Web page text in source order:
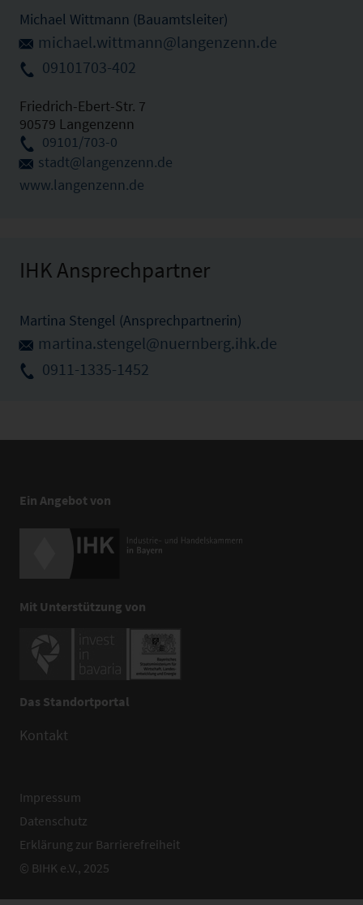
Michael Wittmann (Bauamtsleiter)
michael.wittmann@langenzenn.de
09101703-402
Friedrich-Ebert-Str. 7
90579 Langenzenn
09101/703-0
stadt@langenzenn.de
www.langenzenn.de
IHK Ansprechpartner
Martina Stengel (Ansprechpartnerin)
martina.stengel@nuernberg.ihk.de
0911-1335-1452
Ein Angebot von
Mit Unterstützung von
Das Standortportal
Kontakt
Impressum
Datenschutz
Erklärung zur Barrierefreiheit
© BIHK e.V., 2025